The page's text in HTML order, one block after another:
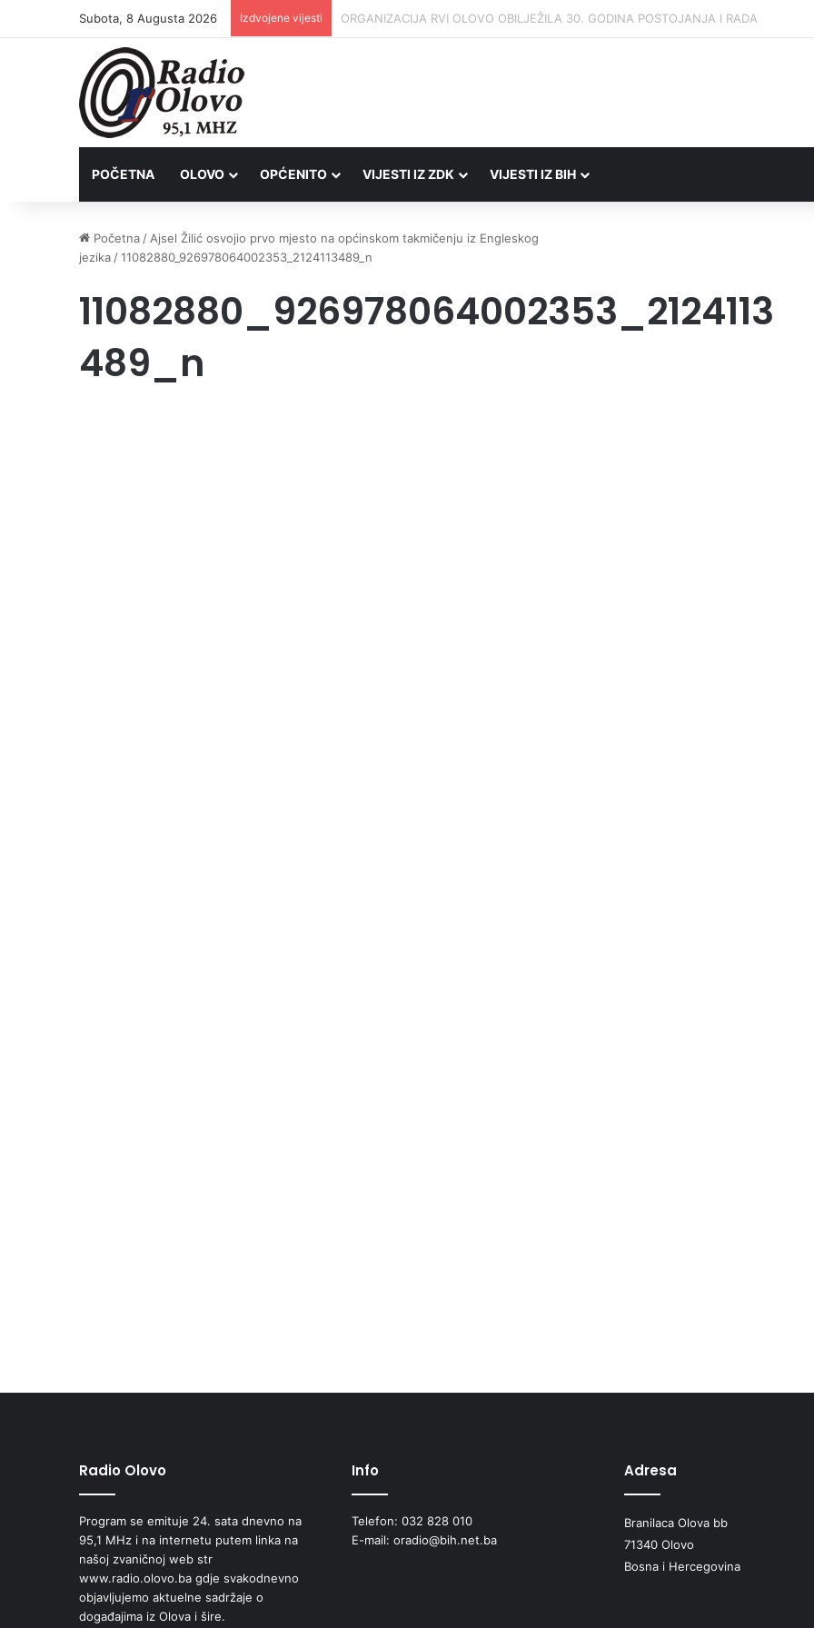
Subota, 8 Augusta 2026 Izdvojene vijesti Inspektori Porezne uprave FBiH na području ZDK izvršili 24 inspekcijska nadzora
POČETNA OLOVO OPĆENITO VIJESTI IZ ZDK VIJESTI IZ BIH
Početna / Ajsel Žilić osvojio prvo mjesto na općinskom takmičenju iz Engleskog
jezika /11082880_926978064002353_2124113489_n
11082880_926978064002353_2124113
489_n
Radio Olovo
Program se emituje 24. sata dnevno na
95,1 MHz i na internetu putem linka na
našoj zvaničnoj web str
www.radio.olovo.ba gdje svakodnevno
objavljujemo aktuelne sadržaje o
događajima iz Olova i šire.
Info
Telefon: 032 828 010
E-mail: oradio@bih.net.ba
Adresa
Branilaca Olova bb
71340 Olovo
Bosna i Hercegovina